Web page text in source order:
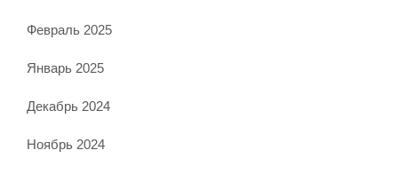
Февраль 2025
Январь 2025
Декабрь 2024
Ноябрь 2024